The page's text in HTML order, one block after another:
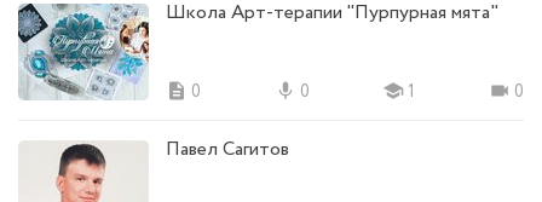
Школа Арт-терапии "Пурпурная мята"
description 0 mic 0 school 1 videocam 0
Павел Сагитов